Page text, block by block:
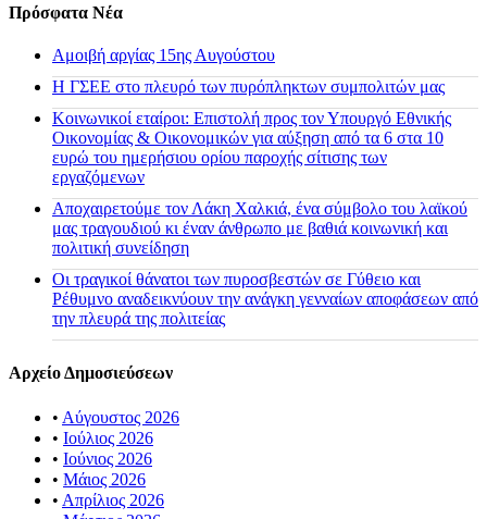
Πρόσφατα Νέα
Αμοιβή αργίας 15ης Αυγούστου
H ΓΣΕΕ στο πλευρό των πυρόπληκτων συμπολιτών μας
Κοινωνικοί εταίροι: Επιστολή προς τον Υπουργό Εθνικής
Οικονομίας & Οικονομικών για αύξηση από τα 6 στα 10
ευρώ του ημερήσιου ορίου παροχής σίτισης των
εργαζόμενων
Αποχαιρετούμε τον Λάκη Χαλκιά, ένα σύμβολο του λαϊκού
μας τραγουδιού κι έναν άνθρωπο με βαθιά κοινωνική και
πολιτική συνείδηση
Οι τραγικοί θάνατοι των πυροσβεστών σε Γύθειο και
Ρέθυμνο αναδεικνύουν την ανάγκη γενναίων αποφάσεων από
την πλευρά της πολιτείας
Αρχείο Δημοσιεύσεων
• Αύγουστος 2026
• Ιούλιος 2026
• Ιούνιος 2026
• Μάιος 2026
• Απρίλιος 2026